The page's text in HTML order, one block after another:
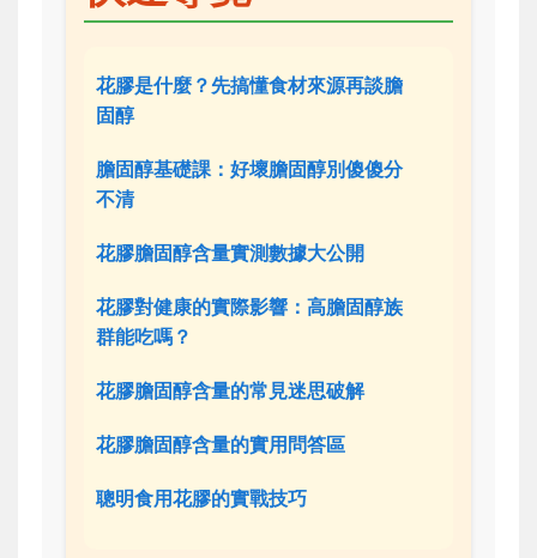
花膠是什麼？先搞懂食材來源再談膽
固醇
膽固醇基礎課：好壞膽固醇別傻傻分
不清
花膠膽固醇含量實測數據大公開
花膠對健康的實際影響：高膽固醇族
群能吃嗎？
花膠膽固醇含量的常見迷思破解
花膠膽固醇含量的實用問答區
聰明食用花膠的實戰技巧